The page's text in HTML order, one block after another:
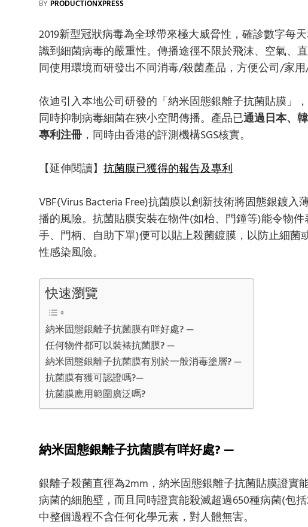
BY PRODUCTIONXPRESS
2019新型冠狀病毒為全球帶來極大威脅性，確診數字每
識到細菌病毒的嚴重性。傳播途徑不限於飛沫、空氣、
同使用環境而研發出不同消毒/殺菌產品，方便公司/家用
依迪引入本地公司研發的「納米固態銀離子抗菌貼膜」
同時抑制病毒細菌在狹小空間傳播。產品已通過日本、
專利注冊 ，同時由香港的評測機構SGS核實。
【延伸閱讀】 抗菌膜已獲得的報告及專利
VBF(Virus Bacteria Free)抗菌膜以創新技術將固態銀鍍
播的風險。抗菌貼膜安裝在物件(如枱、門鐘等)能令物
手、門柄、自助下單)便可以貼上殺菌鍍膜，以防止細
性感染風險。
快速瀏覽
納米固態銀離子抗菌膜有咩好處? —
任何物件都可以裝裱抗菌膜? —
納米固態銀離子抗菌膜有別於一般消毒塗層? —
抗菌膜有獲可認證嗎?—
抗菌膜應用範圍廣泛嗎?
納米固態銀離子抗菌膜有咩好處? —
銀離子殺菌直徑為2mm，納米固態銀離子抗菌貼膜證實
病菌的細胞壁，而且同時證實能殺滅超過650種病菌(包
中整個過程不含任何化學元素，對人體無害。